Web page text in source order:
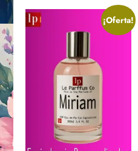
¡Oferta!